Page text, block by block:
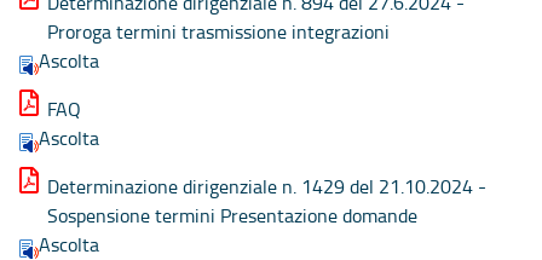
Proroga termini trasmissione integrazioni
Ascolta
FAQ
Ascolta
Determinazione dirigenziale n. 1429 del 21.10.2024 -
Sospensione termini Presentazione domande
Ascolta